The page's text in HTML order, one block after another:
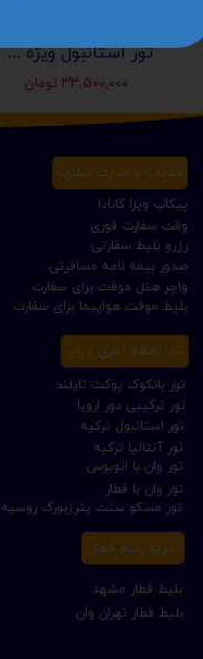
تور استانبول ویژه عید نوروز 1405 | مجری مستقیم ✈️
۳۳,۵۰۰,۰۰۰ تومان
تور ترکیبی دور اروپا
رزرو بلیط سفارتی
پیکاپ ویزا کانادا
بلیط قطار تهران وان
بلیط قطار مشهد
بلیط موقت هواپیما برای سفارت
واچر هتل موقت برای سفارت
صدور بیمه نامه مسافرتی
تور آنتالیا ترکیه
تور استانبول ترکیه
تور مسکو سنت پترزبورگ روسیه
تور وان با قطار
تور بانکوک پوکت تایلند
تور وان با اتوبوس
خرید بلیط قطار
خدمات و مدارک سفارت
تور لحظه آخری ارزان
وقت سفارت فوری